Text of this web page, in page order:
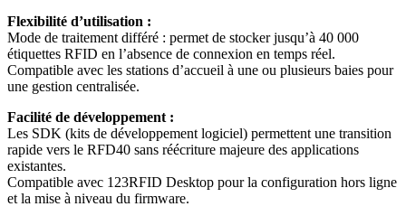
Flexibilité d’utilisation :
Mode de traitement différé : permet de stocker jusqu’à 40 000
étiquettes RFID en l’absence de connexion en temps réel.
Compatible avec les stations d’accueil à une ou plusieurs baies pour
une gestion centralisée.
Facilité de développement :
Les SDK (kits de développement logiciel) permettent une transition
rapide vers le RFD40 sans réécriture majeure des applications
existantes.
Compatible avec 123RFID Desktop pour la configuration hors ligne
et la mise à niveau du firmware.